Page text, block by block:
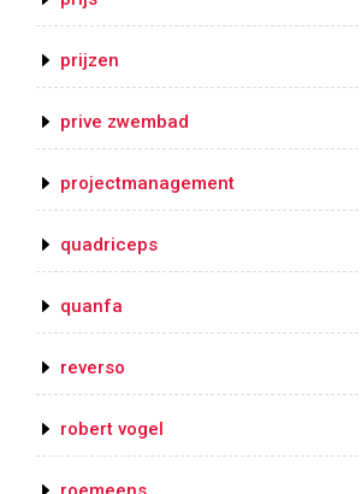
prijzen
prive zwembad
projectmanagement
quadriceps
quanfa
reverso
robert vogel